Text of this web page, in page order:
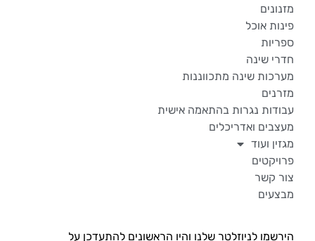
מזנונים
פינות אוכל
ספריות
חדרי שינה
מערכות שינה מתכווננות
מזרנים
עבודות נגרות בהתאמה אישית
מעצבים ואדריכלים
מגזין ועוד
פרויקטים
צור קשר
מבצעים
הירשמו לניוזלטר שלנו והיו הראשונים להתעדכן על